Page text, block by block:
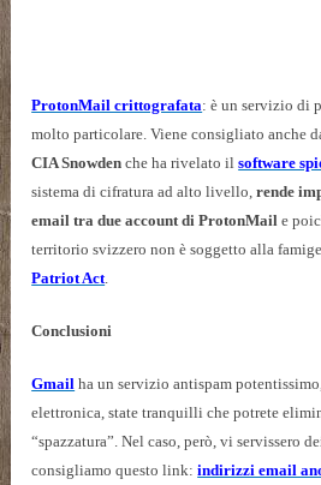
ProtonMail crittografata: è un servizio di
molto particolare. Viene consigliato anche
CIA Snowden che ha rivelato ilsoftware
sistema di cifratura ad alto livello,rende
email tra due account di ProtonMail e
territorio svizzero non è soggetto alla
Patriot Act.
Conclusioni
Gmail ha un servizio antispam
elettronica, state tranquilli che potrete
“spazzatura”. Nel caso, però, vi servissero
consigliamo questo link:indirizzi email